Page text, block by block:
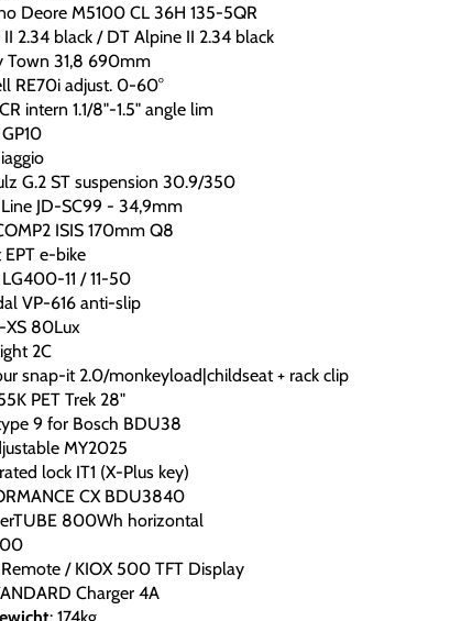
Deore M5100 CL 36H 135-5QR
2.34 black / DT Alpine II 2.34 black
Town 31,8 690mm
RE70i adjust. 0-60°
intern 1.1/8"-1.5" angle lim
G.2 ST suspension 30.9/350
JD-SC99 - 34,9mm
ISIS 170mm Q8
EPT e-bike
11 / 11-50
VP-616 anti-slip
XS 80Lux
2C
snap-it 2.0/monkeyload|childseat + rack clip
PET Trek 28"
9 for Bosch BDU38
MY2025
lock IT1 (X-Plus key)
CX BDU3840
800Wh horizontal
/ KIOX 500 TFT Display
Charger 4A